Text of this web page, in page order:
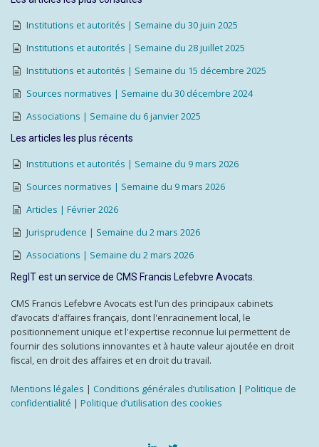
Institutions et autorités | Semaine du 30 juin 2025
Institutions et autorités | Semaine du 28 juillet 2025
Institutions et autorités | Semaine du 15 décembre 2025
Sources normatives | Semaine du 30 décembre 2024
Associations | Semaine du 6 janvier 2025
Les articles les plus récents
Institutions et autorités | Semaine du 9 mars 2026
Sources normatives | Semaine du 9 mars 2026
Articles | Février 2026
Jurisprudence | Semaine du 2 mars 2026
Associations | Semaine du 2 mars 2026
RegIT est un service de CMS Francis Lefebvre Avocats.
CMS Francis Lefebvre Avocats est l’un des principaux cabinets
d’avocats d’affaires français, dont l'enracinement local, le
positionnement unique et l'expertise reconnue lui permettent de
fournir des solutions innovantes et à haute valeur ajoutée en droit
fiscal, en droit des affaires et en droit du travail.
Mentions légales | Conditions générales d’utilisation | Politique de
confidentialité | Politique d’utilisation des cookies